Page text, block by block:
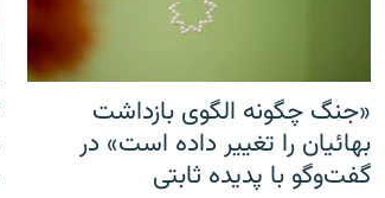
«جنگ چگونه الگوی بازداشت
بهائیان را تغییر داده است» در
گفت‌وگو با پدیده ثابتی